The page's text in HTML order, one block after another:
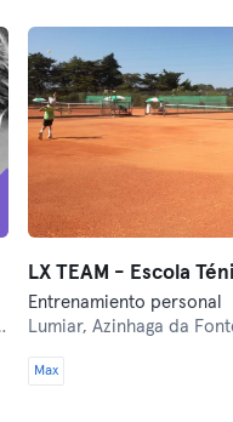
Entrenamiento personal
Lumiar, Azinhaga da
Max